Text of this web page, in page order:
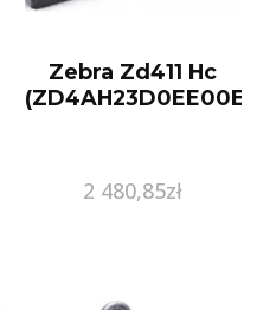
Zebra Zd411 Hc
2 480,85zł